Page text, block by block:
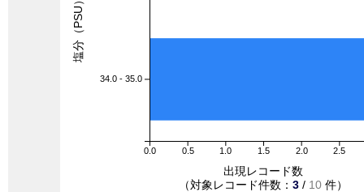
0.0 0.5 1.0 1.5 2.0 2.5
34.0 - 35.0
出現レコード数
（対象レコード件数： 3 / 10 件）
塩分（PSU）